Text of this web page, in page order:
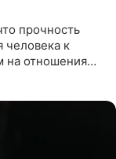
прочность
человека к
на отношения